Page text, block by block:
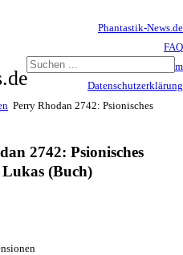
Phantastik-News.de
FAQ
Impressum
Datenschutzerklärung
Haftungsausschluss
Perry Rhodan 2742: Psionisches
2742: Psionisches
(Buch)